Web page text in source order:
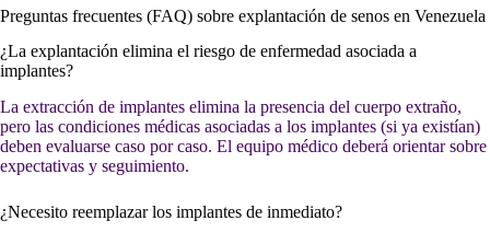
Preguntas frecuentes (FAQ) sobre explantación de senos en Venezuela
¿La explantación elimina el riesgo de enfermedad asociada a
implantes?
La extracción de implantes elimina la presencia del cuerpo extraño,
pero las condiciones médicas asociadas a los implantes (si ya existían)
deben evaluarse caso por caso. El equipo médico deberá orientar sobre
expectativas y seguimiento.
¿Necesito reemplazar los implantes de inmediato?